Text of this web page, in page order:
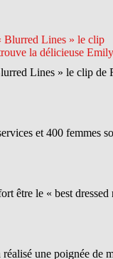
Lines » le clip
et 400 femmes
être le « best dressed
une poignée de